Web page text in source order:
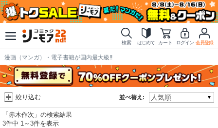
検索 はじめて カート ログイン 会員登録
漫画（マンガ）・電子書籍が国内最大級!!
並べ替え:
絞り込む
「赤木作次」の検索結果
3件中 1～3件を表示